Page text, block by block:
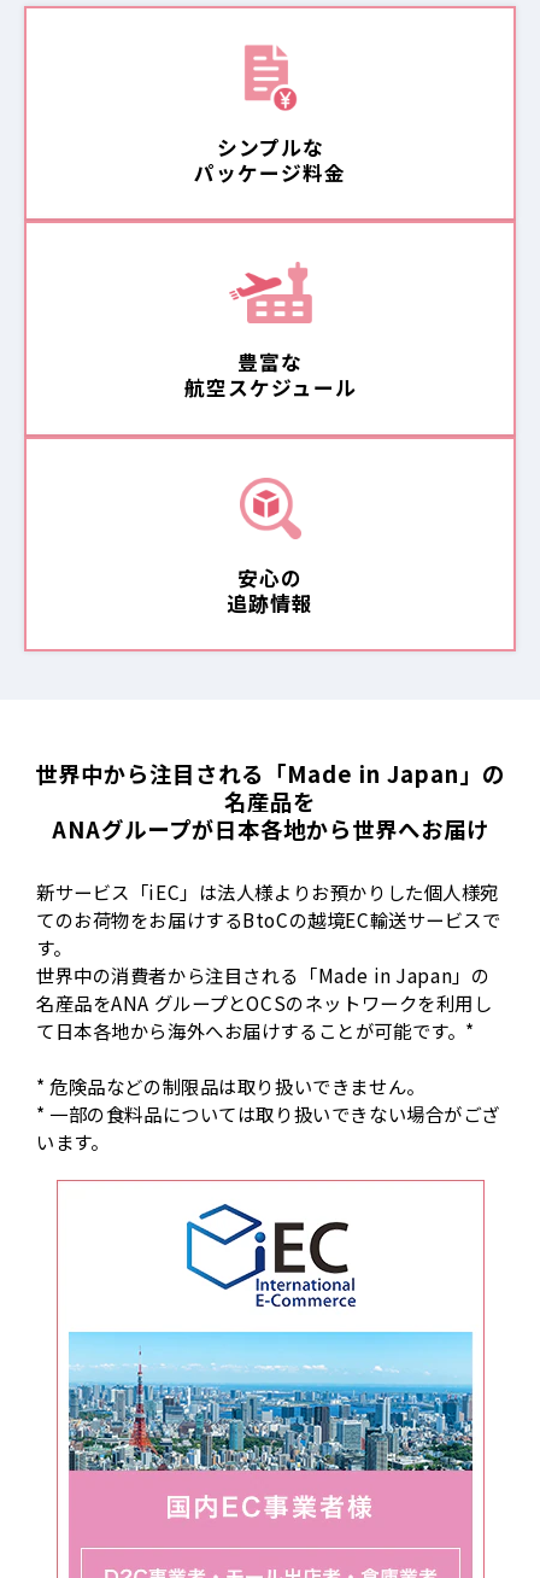
シンプルな
パッケージ料金
豊富な
航空スケジュール
安心の
追跡情報
世界中から注目される「Made in Japan」の
名産品を
ANAグループが日本各地から世界へお届け
新サービス「iEC」は法人様よりお預かりした個人様宛
てのお荷物をお届けするBtoCの越境EC輸送サービスで
す。
世界中の消費者から注目される「Made in Japan」の
名産品をANA グループとOCSのネットワークを利用し
て日本各地から海外へお届けすることが可能です。*
* 危険品などの制限品は取り扱いできません。
* 一部の食料品については取り扱いできない場合がござ
います。